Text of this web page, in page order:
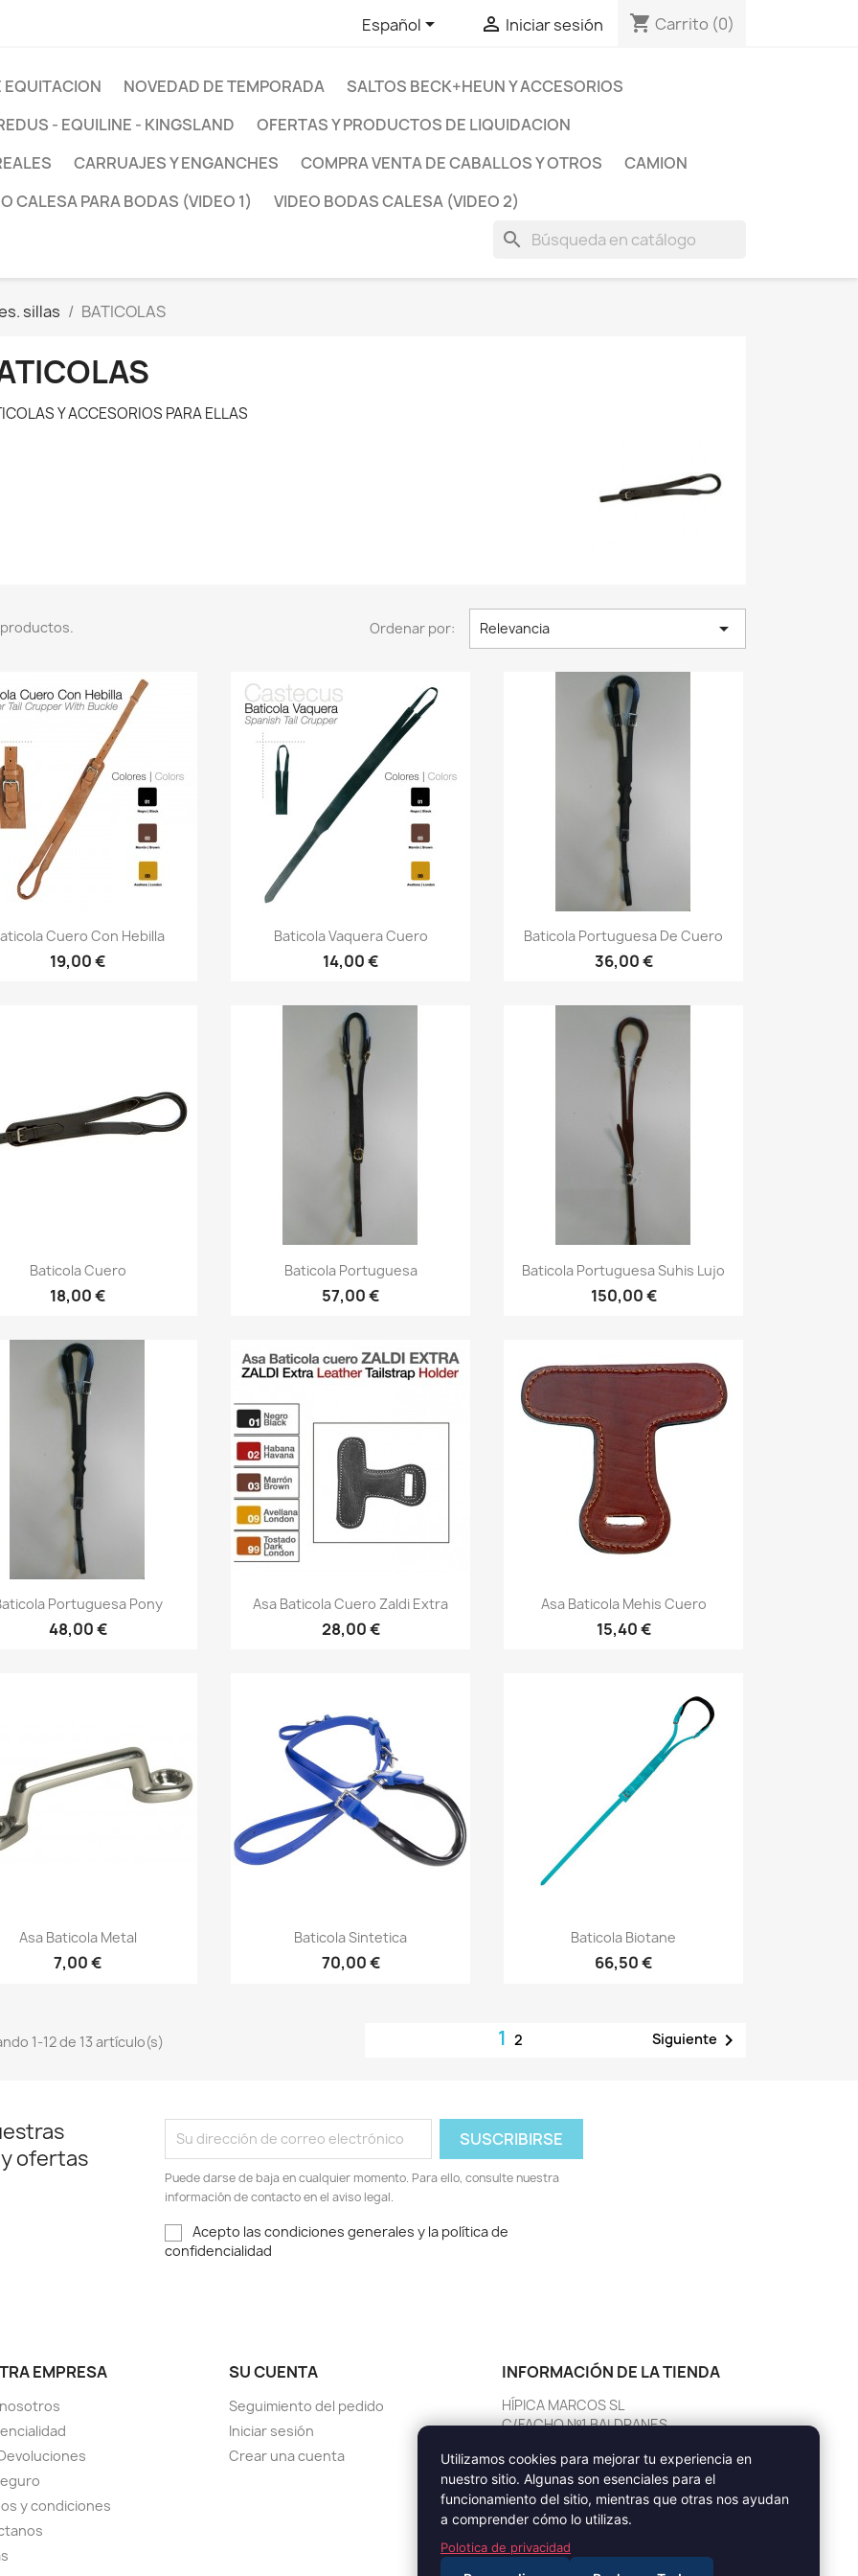
Español  Iniciar sesión shopping_cart Carrito (0)
EQUITACION NOVEDAD DE TEMPORADA
SALTOS BECK+HEUN Y ACCESORIOS
- EQUILINE - KINGSLAND
OFERTAS Y PRODUCTOS DE LIQUIDACION
CARRUAJES Y ENGANCHES COMPRA VENTA DE CABALLOS Y OTROS
CAMION
CALESA PARA BODAS (VIDEO 1)
VIDEO BODAS CALESA (VIDEO 2)
search
sillas BATICOLAS
Y ACCESORIOS PARA ELLAS
productos. Ordenar por: Relevancia 
Vista rápida
Cuero Con Hebilla
19,00 €
Vista rápida
Baticola Vaquera Cuero
14,00 €
Vista rápida
Baticola Portuguesa De Cuero
36,00 €
Vista rápida
Baticola Cuero
18,00 €
Vista rápida
Baticola Portuguesa
57,00 €
Vista rápida
Baticola Portuguesa Suhis Lujo
150,00 €
 Vista rápida
Portuguesa Pony
48,00 €
Vista rápida
Asa Baticola Cuero Zaldi Extra
28,00 €
Vista rápida
Asa Baticola Mehis Cuero
15,40 €
Vista rápida
Asa Baticola Metal
7,00 €
Vista rápida
Baticola Sintetica
70,00 €
Vista rápida
Baticola Biotane
66,50 €
1-12 de 13 artículo(s) 12 Siguiente 
ofertas
Puede darse de baja en cualquier momento. Para ello, consulte nuestra
información de contacto en el aviso legal.
Acepto las condiciones generales y la política de
confidencialidad
Utilizamos cookies para mejorar tu experiencia en
nuestro sitio. Algunas son esenciales para el
funcionamiento del sitio, mientras que otras nos ayudan
a comprender cómo lo utilizas.
Polotica de privacidad
EMPRESA
y condiciones
SU CUENTA
Seguimiento del pedido
Iniciar sesión
Crear una cuenta
INFORMACIÓN DE LA TIENDA
HÍPICA MARCOS SL
C/FACHO Nº1 BALDRANES
36290 TUY
España
Llámenos:986 60 30 79